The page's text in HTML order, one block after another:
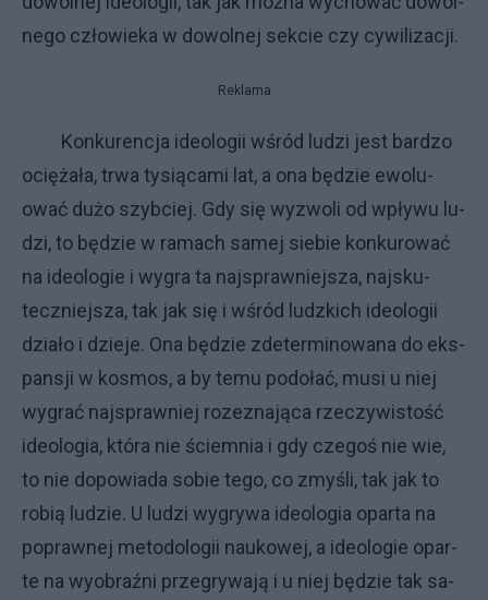
ne­go czło­wie­ka w do­wol­nej sek­cie czy cy­wi­li­za­cji.
Reklama
Kon­ku­ren­cja ide­olo­gii wśród lu­dzi je­st bar­dzo
ocię­ża­ła, trwa ty­sią­ca­mi lat, a ona bę­dzie ewo­lu­
ować du­żo szyb­ciej. Gdy się wy­zwo­li od wpły­wu lu­
dzi, to bę­dzie w ra­ma­ch sa­mej sie­bie kon­ku­ro­wać
na ide­olo­gie i wy­gra ta naj­spraw­niej­sza, naj­sku­
tecz­niej­sza, tak jak się i wśród ludz­ki­ch ide­olo­gii
dzia­ło i dzie­je. Ona bę­dzie zde­ter­mi­no­wa­na do eks­
pan­sji w ko­smos, a by te­mu po­do­łać, mu­si u niej
wy­grać naj­spraw­niej ro­ze­zna­ją­ca rze­czy­wi­sto­ść
ide­olo­gia, któ­ra nie ściem­nia i gdy cze­goś nie wie,
to nie do­po­wia­da so­bie te­go, co zmy­śli, tak jak to
ro­bią lu­dzie. U lu­dzi wy­gry­wa ide­olo­gia opar­ta na
po­praw­nej me­to­do­lo­gii na­uko­wej, a ide­olo­gie opar­
te na wy­obraź­ni prze­gry­wa­ją i u niej bę­dzie tak sa­